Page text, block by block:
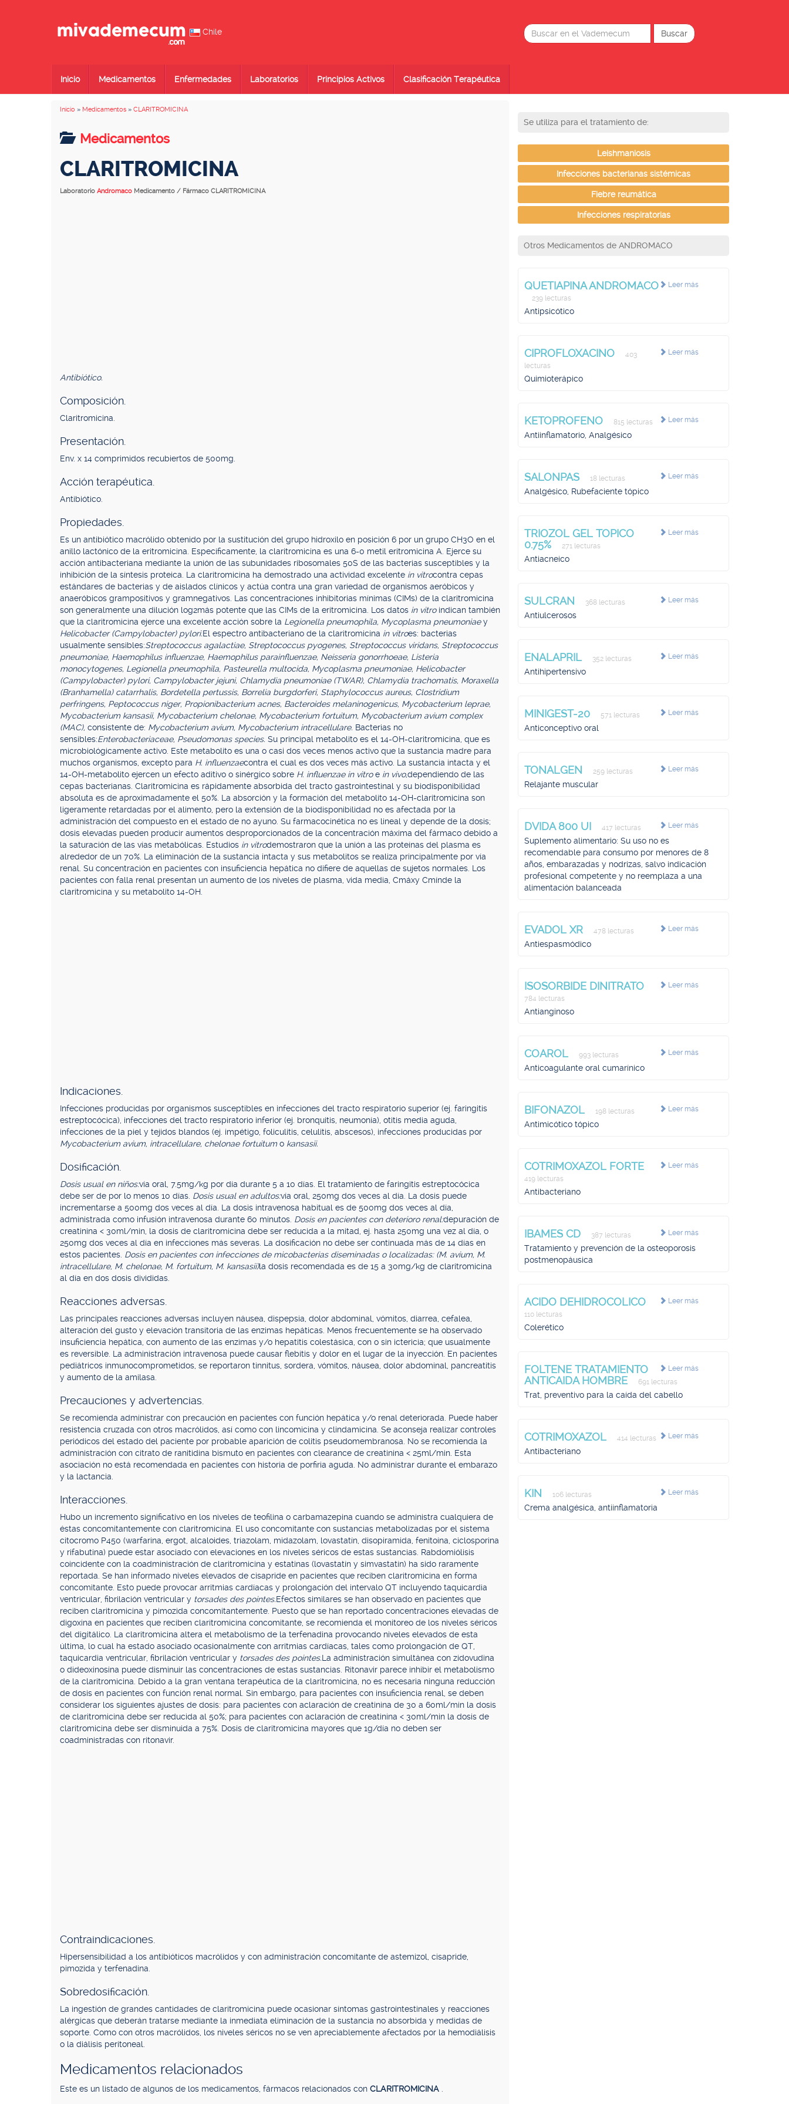
Chile
Inicio Medicamentos Enfermedades Laboratorios Principios Activos Clasificación Terapéutica
Inicio » Medicamentos » CLARITROMICINA
Medicamentos
CLARITROMICINA
Laboratorio Andromaco Medicamento / Fármaco CLARITROMICINA
Antibiótico.
Composición.
Claritromicina.
Presentación.
Env. x 14 comprimidos recubiertos de 500mg.
Acción terapéutica.
Antibiótico.
Propiedades.
Es un antibiótico macrólido obtenido por la sustitución del grupo hidroxilo en posición 6 por un grupo CH3O en el
anillo lactónico de la eritromicina. Específicamente, la claritromicina es una 6-0 metil eritromicina A. Ejerce su
acción antibacteriana mediante la unión de las subunidades ribosomales 50S de las bacterias susceptibles y la
inhibición de la síntesis proteica. La claritromicina ha demostrado una actividad excelente in vitrocontra cepas
estándares de bacterias y de aislados clínicos y actúa contra una gran variedad de organismos aeróbicos y
anaeróbicos grampositivos y gramnegativos. Las concentraciones inhibitorias mínimas (CIMs) de la claritromicina
son generalmente una dilución log2más potente que las CIMs de la eritromicina. Los datos in vitro indican también
que la claritromicina ejerce una excelente acción sobre la Legionella pneumophila, Mycoplasma pneumoniaey
Helicobacter (Campylobacter) pylori.El espectro antibacteriano de la claritromicina in vitroes: bacterias
usualmente sensibles:Streptococcus agalactiae, Streptococcus pyogenes, Streptococcus viridans, Streptococcus
pneumoniae, Haemophilus influenzae, Haemophilus parainfluenzae, Neisseria gonorrhoeae, Listeria
monocytogenes, Legionella pneumophila, Pasteurella multocida, Mycoplasma pneumoniae, Helicobacter
(Campylobacter) pylori, Campylobacter jejuni, Chlamydia pneumoniae (TWAR), Chlamydia trachomatis, Moraxella
(Branhamella) catarrhalis, Bordetella pertussis, Borrelia burgdorferi, Staphylococcus aureus, Clostridium
perfringens, Peptococcus niger, Propionibacterium acnes, Bacteroides melaninogenicus, Mycobacterium leprae,
Mycobacterium kansasii, Mycobacterium chelonae, Mycobacterium fortuitum, Mycobacterium avium complex
(MAC), consistente de: Mycobacterium avium, Mycobacterium intracellulare. Bacterias no
sensibles:Enterobacteriaceae, Pseudomonas species. Su principal metabolito es el 14-OH-claritromicina, que es
microbiológicamente activo. Este metabolito es una o casi dos veces menos activo que la sustancia madre para
muchos organismos, excepto para H. influenzaecontra el cual es dos veces más activo. La sustancia intacta y el
14-OH-metabolito ejercen un efecto aditivo o sinérgico sobre H. influenzae in vitroe in vivo,dependiendo de las
cepas bacterianas. Claritromicina es rápidamente absorbida del tracto gastrointestinal y su biodisponibilidad
absoluta es de aproximadamente el 50%. La absorción y la formación del metabolito 14-OH-claritromicina son
ligeramente retardadas por el alimento, pero la extensión de la biodisponibilidad no es afectada por la
administración del compuesto en el estado de no ayuno. Su farmacocinética no es lineal y depende de la dosis;
dosis elevadas pueden producir aumentos desproporcionados de la concentración máxima del fármaco debido a
la saturación de las vías metabólicas. Estudios in vitrodemostraron que la unión a las proteínas del plasma es
alrededor de un 70%. La eliminación de la sustancia intacta y sus metabolitos se realiza principalmente por vía
renal. Su concentración en pacientes con insuficiencia hepática no difiere de aquellas de sujetos normales. Los
pacientes con falla renal presentan un aumento de los niveles de plasma, vida media, Cmáxy Cmínde la
claritromicina y su metabolito 14-OH.
Indicaciones.
Infecciones producidas por organismos susceptibles en infecciones del tracto respiratorio superior (ej. faringitis
estreptocócica), infecciones del tracto respiratorio inferior (ej. bronquitis, neumonía), otitis media aguda,
infecciones de la piel y tejidos blandos (ej. impétigo, foliculitis, celulitis, abscesos), infecciones producidas por
Mycobacterium avium, intracellulare, chelonae fortuitumo kansasii.
Dosificación.
Dosis usual en niños:vía oral, 7.5mg/kg por día durante 5 a 10 días. El tratamiento de faringitis estreptocócica
debe ser de por lo menos 10 días. Dosis usual en adultos:vía oral, 250mg dos veces al día. La dosis puede
incrementarse a 500mg dos veces al día. La dosis intravenosa habitual es de 500mg dos veces al día,
administrada como infusión intravenosa durante 60 minutos. Dosis en pacientes con deterioro renal:depuración de
creatinina < 30ml/min, la dosis de claritromicina debe ser reducida a la mitad, ej. hasta 250mg una vez al día, o
250mg dos veces al día en infecciones más severas. La dosificación no debe ser continuada más de 14 días en
estos pacientes. Dosis en pacientes con infecciones de micobacterias diseminadas o localizadas: (M. avium, M.
intracellulare, M. chelonae, M. fortuitum, M. kansasii)la dosis recomendada es de 15 a 30mg/kg de claritromicina
al día en dos dosis divididas.
Reacciones adversas.
Las principales reacciones adversas incluyen náusea, dispepsia, dolor abdominal, vómitos, diarrea, cefalea,
alteración del gusto y elevación transitoria de las enzimas hepáticas. Menos frecuentemente se ha observado
insuficiencia hepática, con aumento de las enzimas y/o hepatitis colestásica, con o sin ictericia; que usualmente
es reversible. La administración intravenosa puede causar flebitis y dolor en el lugar de la inyección. En pacientes
pediátricos inmunocomprometidos, se reportaron tinnitus, sordera, vómitos, náusea, dolor abdominal, pancreatitis
y aumento de la amilasa.
Precauciones y advertencias.
Se recomienda administrar con precaución en pacientes con función hepática y/o renal deteriorada. Puede haber
resistencia cruzada con otros macrólidos, así como con lincomicina y clindamicina. Se aconseja realizar controles
periódicos del estado del paciente por probable aparición de colitis pseudomembranosa. No se recomienda la
administración con citrato de ranitidina bismuto en pacientes con clearance de creatinina < 25ml/min. Esta
asociación no está recomendada en pacientes con historia de porfiria aguda. No administrar durante el embarazo
y la lactancia.
Interacciones.
Hubo un incremento significativo en los niveles de teofilina o carbamazepina cuando se administra cualquiera de
éstas concomitantemente con claritromicina. El uso concomitante con sustancias metabolizadas por el sistema
citocromo P450 (warfarina, ergot, alcaloides, triazolam, midazolam, lovastatín, disopiramida, fenitoína, ciclosporina
y rifabutina) puede estar asociado con elevaciones en los niveles séricos de estas sustancias. Rabdomiólisis
coincidente con la coadministración de claritromicina y estatinas (lovastatín y simvastatín) ha sido raramente
reportada. Se han informado niveles elevados de cisapride en pacientes que reciben claritromicina en forma
concomitante. Esto puede provocar arritmias cardíacas y prolongación del intervalo QT incluyendo taquicardia
ventricular, fibrilación ventricular y torsades des pointes.Efectos similares se han observado en pacientes que
reciben claritromicina y pimozida concomitantemente. Puesto que se han reportado concentraciones elevadas de
digoxina en pacientes que reciben claritromicina concomitante, se recomienda el monitoreo de los niveles séricos
del digitálico. La claritromicina altera el metabolismo de la terfenadina provocando niveles elevados de esta
última, lo cual ha estado asociado ocasionalmente con arritmias cardíacas, tales como prolongación de QT,
taquicardia ventricular, fibrilación ventricular y torsades des pointes.La administración simultánea con zidovudina
o dideoxinosina puede disminuir las concentraciones de estas sustancias. Ritonavir parece inhibir el metabolismo
de la claritromicina. Debido a la gran ventana terapéutica de la claritromicina, no es necesaria ninguna reducción
de dosis en pacientes con función renal normal. Sin embargo, para pacientes con insuficiencia renal, se deben
considerar los siguientes ajustes de dosis: para pacientes con aclaración de creatinina de 30 a 60ml/min la dosis
de claritromicina debe ser reducida al 50%; para pacientes con aclaración de creatinina < 30ml/min la dosis de
claritromicina debe ser disminuida a 75%. Dosis de claritromicina mayores que 1g/día no deben ser
coadministradas con ritonavir.
Contraindicaciones.
Hipersensibilidad a los antibióticos macrólidos y con administración concomitante de astemizol, cisapride,
pimozida y terfenadina.
Sobredosificación.
La ingestión de grandes cantidades de claritromicina puede ocasionar síntomas gastrointestinales y reacciones
alérgicas que deberán tratarse mediante la inmediata eliminación de la sustancia no absorbida y medidas de
soporte. Como con otros macrólidos, los niveles séricos no se ven apreciablemente afectados por la hemodiálisis
o la diálisis peritoneal.
Medicamentos relacionados
Este es un listado de algunos de los medicamentos, fármacos relacionados con CLARITROMICINA
Se utiliza para el tratamiento de:
Leishmaniosis
Infecciones bacterianas sistémicas
Fiebre reumática
Infecciones respiratorias
Otros Medicamentos de ANDROMACO
Leer más
QUETIAPINA ANDROMACO
239 lecturas
Antipsicótico
Leer más
CIPROFLOXACINO
403
lecturas
Quimioterápico
Leer más
KETOPROFENO 815 lecturas
Antiinflamatorio, Analgésico
Leer más
SALONPAS 18 lecturas
Analgésico, Rubefaciente tópico
Leer más
TRIOZOL GEL TOPICO
0.75%
271 lecturas
Antiacneico
Leer más
SULCRAN 368 lecturas
Antiulcerosos
Leer más
ENALAPRIL 352 lecturas
Antihipertensivo
Leer más
MINIGEST-20 571 lecturas
Anticonceptivo oral
Leer más
TONALGEN 259 lecturas
Relajante muscular
Leer más
DVIDA 800 UI 417 lecturas
Suplemento alimentario: Su uso no es
recomendable para consumo por menores de 8
años, embarazadas y nodrizas, salvo indicación
profesional competente y no reemplaza a una
alimentación balanceada
Leer más
EVADOL XR 478 lecturas
Antiespasmódico
Leer más
ISOSORBIDE DINITRATO
784 lecturas
Antianginoso
Leer más
COAROL 993 lecturas
Anticoagulante oral cumarínico
Leer más
BIFONAZOL 198 lecturas
Antimicótico tópico
Leer más
COTRIMOXAZOL FORTE
419 lecturas
Antibacteriano
Leer más
IBAMES CD 387 lecturas
Tratamiento y prevención de la osteoporosis
postmenopáusica
Leer más
ACIDO DEHIDROCOLICO
110 lecturas
Colerético
Leer más
FOLTENE TRATAMIENTO
ANTICAIDA HOMBRE
691 lecturas
Trat, preventivo para la caída del cabello
Leer más
COTRIMOXAZOL 414 lecturas
Antibacteriano
Leer más
KIN 106 lecturas
Crema analgésica, antiinflamatoria